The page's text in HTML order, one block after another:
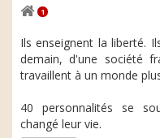
1
Ils enseignent la liberté.
demain, d'une société
travaillent à un monde
40 personnalités se
changé leur vie.